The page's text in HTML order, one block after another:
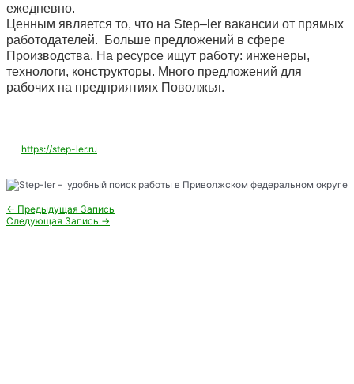
ежедневно.
Ценным является то, что на Step– ler вакансии от прямых
работодателей. Больше предложений в сфере
Производства. На ресурсе ищут работу: инженеры,
технологи, конструкторы. Много предложений для
рабочих на предприятиях Поволжья.
https://step-ler.ru
Навигация
по
← Предыдущая Запись
Следующая Запись →